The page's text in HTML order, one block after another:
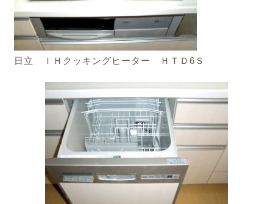
日立 ＩＨクッキングヒーター ＨＴＤ6Ｓ